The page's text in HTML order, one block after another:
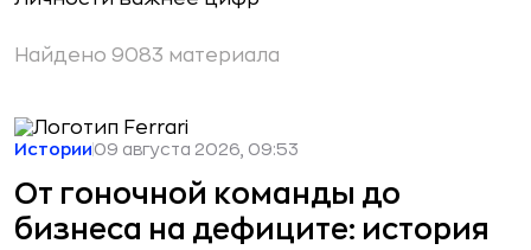
Найдено 9083 материала
Истории 09 августа 2026, 09:53
От гоночной команды до
бизнеса на дефиците: история